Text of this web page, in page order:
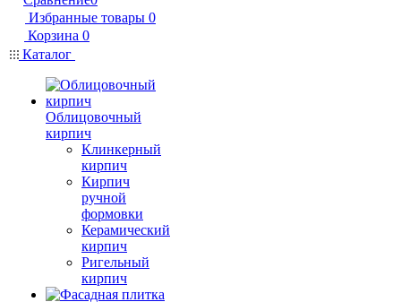
Избранные товары 0
Корзина 0
Каталог
Облицовочный
кирпич
Клинкерный
кирпич
Кирпич
ручной
формовки
Керамический
кирпич
Ригельный
кирпич